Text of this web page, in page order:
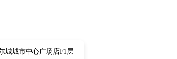
城城市中心广场店F1层